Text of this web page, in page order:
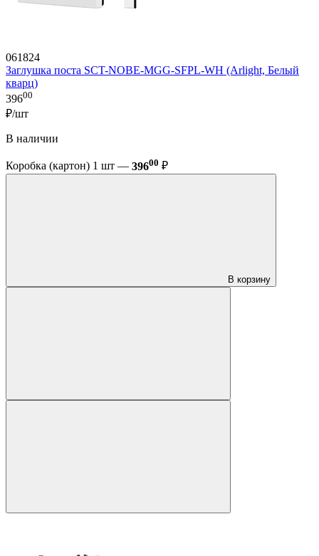
061824
Заглушка поста SCT-NOBE-MGG-SFPL-WH (Arlight, Белый
кварц)
39600
₽/шт
В наличии
Коробка (картон) 1 шт — 39600 ₽
В корзину